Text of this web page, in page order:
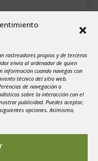
rastreadores propios y de terceros
envía al ordenador de quien
información cuando navegas con
técnico del sitio web,
de navegación o
sobre la interacción con el
publicidad. Puedes aceptar,
opciones. Asimismo,
V S
7 8
9
14 15
16
21 22
23
28 29
30